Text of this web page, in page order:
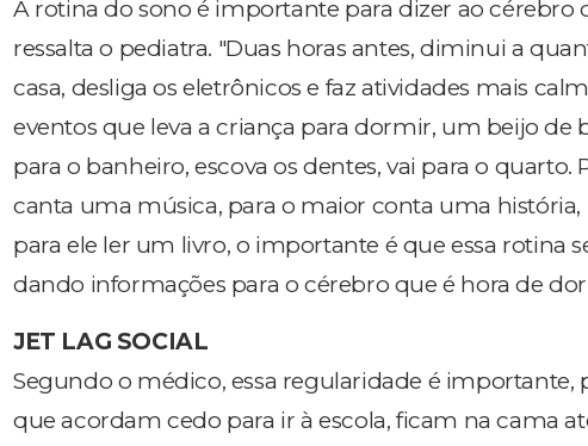
A rotina do sono é importante para dizer ao cérebro
ressalta o pediatra. "Duas horas antes, diminui a
casa, desliga os eletrônicos e faz atividades mais
eventos que leva a criança para dormir, um beijo de
para o banheiro, escova os dentes, vai para o quarto.
canta uma música, para o maior conta uma história,
para ele ler um livro, o importante é que essa rotina
dando informações para o cérebro que é hora de
JET LAG SOCIAL
Segundo o médico, essa regularidade é
que acordam cedo para ir à escola, ficam na cama